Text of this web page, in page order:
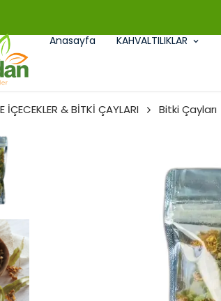
Anasayfa KAHVALTILIKLAR
İÇECEKLER & BİTKİ ÇAYLARI
Bitki Çayları